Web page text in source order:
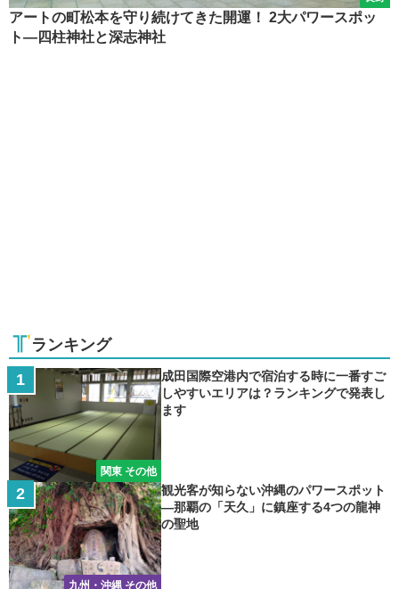
アートの町松本を守り続けてきた開運！ 2大パワースポッ
ト―四柱神社と深志神社
ランキング
関東 その他
成田国際空港内で宿泊する時に一番すご
しやすいエリアは？ランキングで発表し
ます
九州・沖縄 その他
観光客が知らない沖縄のパワースポット
―那覇の「天久」に鎮座する4つの龍神
の聖地